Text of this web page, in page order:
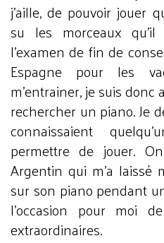
j’aille, de pouvoir jouer
su les morceaux
l’examen de fin de
Espagne pour les
m’entrainer, je suis
rechercher un piano. Je
connaissaient
permettre de jouer.
Argentin qui m’a laissé
sur son piano pendant
l’occasion pour moi
extraordinaires.